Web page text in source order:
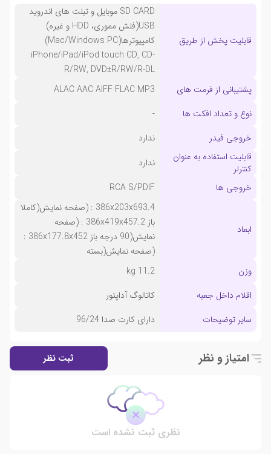
قابلیت پخش از طریق
SD CARD موبایل و تبلت های اندروید
USB(فلش مموری، HDD و غیره)
کامپیوترها(Mac/Windows PC)
iPhone/iPad/iPod touch CD, CD-
R/RW, DVD±R/RW/R-DL
پشتیبانی از فرمت های
ALAC AAC AIFF FLAC MP3
نوع و تعداد افکت ها
-
خروجی فیدر
ندارد
قابلیت استفاده به عنوان
کنترلر
ندارد
خروجی ها
RCA S/PDIF
ابعاد
386x203x693.4 : (صفحه نمایش(کاملا
باز 386x419x457.2 : (صفحه
نمایش(90 درجه باز 386x177.8x452 :
(صفحه نمایش(بسته
وزن
11.2 kg
اقلام داخل جعبه
کاتالوگ آداپتور
سایر توضیحات
دارای کارت صدا 96/24
امتیاز و نظر ثبت نظر
نظری ثبت نشده است